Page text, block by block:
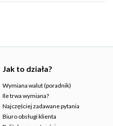
Jak to działa?
Wymiana walut (poradnik)
Ile trwa wymiana?
Najczęściej zadawane pytania
Biuro obsługi klienta